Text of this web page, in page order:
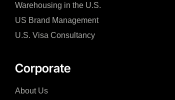
Warehousing in the U.S.
US Brand Management
U.S. Visa Consultancy
Corporate
About Us